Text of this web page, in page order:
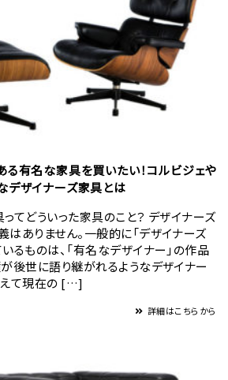
る有名な家具を買いたい！コルビジェや
デザイナーズ家具とは
てどういった家具のこと？ デザイナーズ
ありません。一般的に「デザイナーズ
るものは、「有名なデザイナー」の作品
後世に語り継がれるようなデザイナー
えて現在の […]
詳細はこちらから